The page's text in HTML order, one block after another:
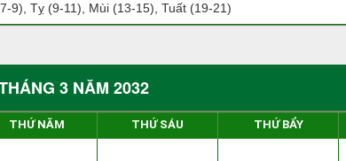
9), Tỵ (9-11), Mùi (13-15), Tuất (19-21)
3 NĂM 2032
THỨ NĂM THỨ SÁU THỨ BẨY